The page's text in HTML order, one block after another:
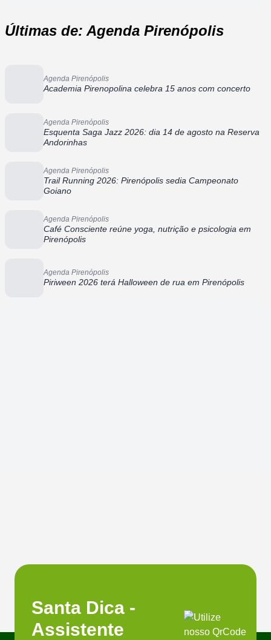
Últimas de: Agenda Pirenópolis
Agenda Pirenópolis
Academia Pirenopolina celebra 15 anos com concerto
Agenda Pirenópolis
Esquenta Saga Jazz 2026: dia 14 de agosto na Reserva
Andorinhas
Agenda Pirenópolis
Trail Running 2026: Pirenópolis sedia Campeonato
Goiano
Agenda Pirenópolis
Café Consciente reúne yoga, nutrição e psicologia em
Pirenópolis
Agenda Pirenópolis
Piriween 2026 terá Halloween de rua em Pirenópolis
Santa Dica -
Assistente